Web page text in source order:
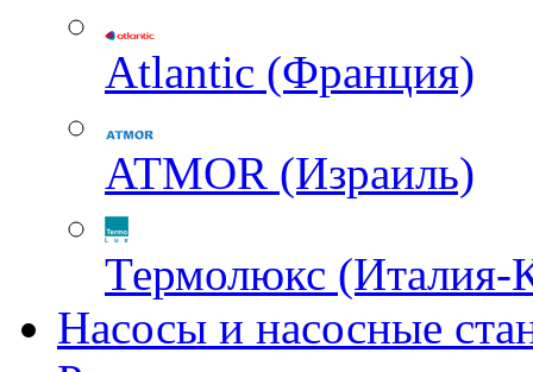
Atlantic (Франция)
ATMOR (Израиль)
Термолюкс (Италия-
Насосы и насосные